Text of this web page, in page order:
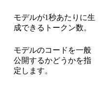
モデルが1秒あたりに生
成できるトークン数。
モデルのコードを一般
公開するかどうかを指
定します。